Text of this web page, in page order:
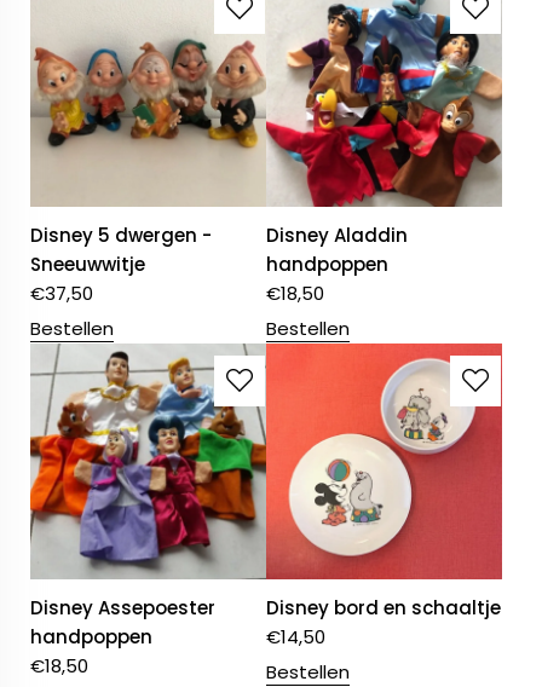
Disney 5 dwergen -
Sneeuwwitje
€37,50
Bestellen
Disney Aladdin
handpoppen
€18,50
Bestellen
Disney Assepoester
handpoppen
€18,50
Disney bord en schaaltje
€14,50
Bestellen